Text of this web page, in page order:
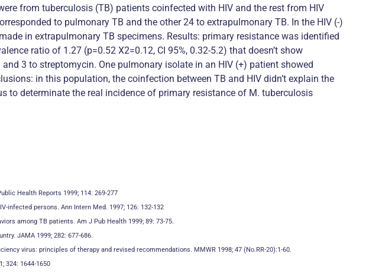
from tuberculosis (TB) patients coinfected with HIV and the rest from HIV
to pulmonary TB and the other 24 to extrapulmonary TB. In the HIV (-)
in extrapulmonary TB specimens. Results: primary resistance was identified
ratio of 1.27 (p=0.52 X2=0.12, CI 95%, 0.32-5.2) that doesn’t show
3 to streptomycin. One pulmonary isolate in an HIV (+) patient showed
in this population, the coinfection between TB and HIV didn’t explain the
to determinate the real incidence of primary resistance of M. tuberculosis
Health Reports 1999; 114: 269-277
infected persons. Ann Intern Med. 1997; 126: 132-132
among TB patients. Am J Pub Health 1999; 89: 73-75.
JAMA 1999; 282: 677-686.
virus: principles of therapy and revised recommendations. MMWR 1998; 47 (No.RR-20):1-60.
324: 1644-1650